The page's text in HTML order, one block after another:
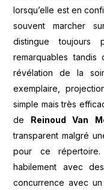
lorsqu’elle est en
souvent marcher
distingue
remarquables tandis
révélation de la
exemplaire,
simple mais très
de Reinoud Van
transparent malgré
pour ce répertoire.
habilement avec
concurrence avec